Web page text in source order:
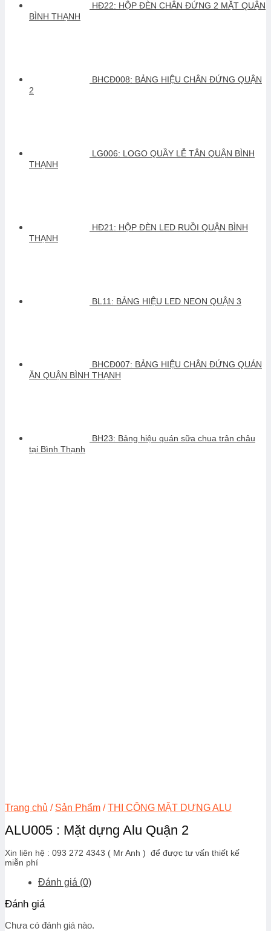
HĐ22: HỘP ĐÈN CHÂN ĐỨNG 2 MẶT QUẬN
BÌNH THẠNH
BHCĐ008: BẢNG HIỆU CHÂN ĐỨNG QUẬN
2
LG006: LOGO QUẦY LỄ TÂN QUẬN BÌNH
THẠNH
HĐ21: HỘP ĐÈN LED RUỒI QUẬN BÌNH
THẠNH
BL11: BẢNG HIỆU LED NEON QUẬN 3
BHCĐ007: BẢNG HIỆU CHÂN ĐỨNG QUÁN
ĂN QUẬN BÌNH THẠNH
BH23: Bảng hiệu quán sữa chua trân châu
tại Bình Thạnh
Trang chủ / Sản Phẩm / THI CÔNG MẶT DỰNG ALU
ALU005 : Mặt dựng Alu Quận 2
Xin liên hệ : 093 272 4343 ( Mr Anh ) để được tư vấn thiết kế
miễn phí
Đánh giá (0)
Đánh giá
Chưa có đánh giá nào.